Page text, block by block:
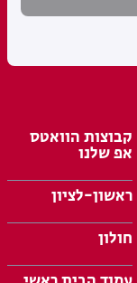
קבוצות הוואטס
אפ שלנו
ראשון-לציון
חולון